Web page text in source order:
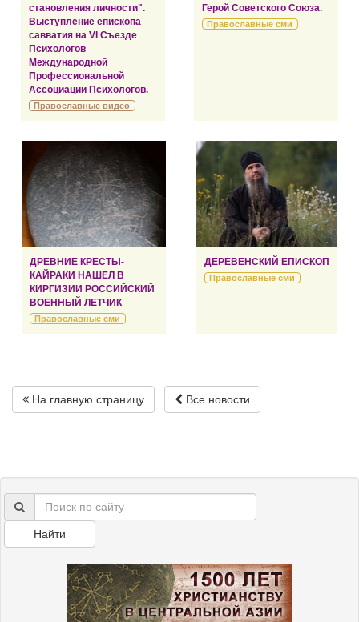
становления личности".
Выступление епископа
савватия на VI Съезде
Психологов
Международной
Профессиональной
Ассоциации Психологов.
Православные видео
Герой Советского Союза.
Православные сми
ДРЕВНИЕ КРЕСТЫ-
КАЙРАКИ НАШЕЛ В
КИРГИЗИИ РОССИЙСКИЙ
ВОЕННЫЙ ЛЕТЧИК
Православные сми
ДЕРЕВЕНСКИЙ ЕПИСКОП
Православные сми
На главную страницу Все новости
Найти